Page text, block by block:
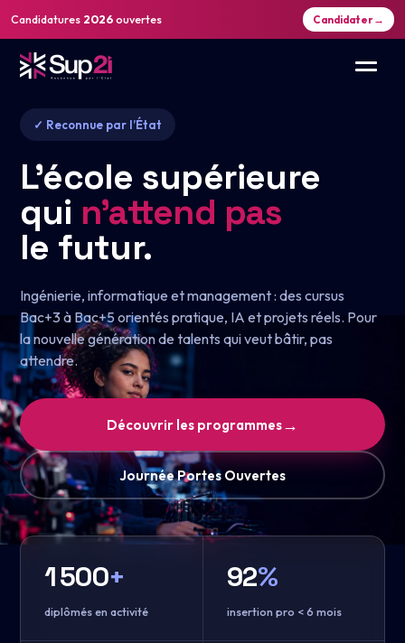
Candidatures 2026ouvertes Candidater→
✓ Reconnue par l’État
L’école supérieure
qui n’attend pas
le futur.
Ingénierie, informatique et management : des cursus
Bac+3 à Bac+5 orientés pratique, IA et projets réels. Pour
la nouvelle génération de talents qui veut bâtir, pas
attendre.
Découvrir les programmes→
Journée Portes Ouvertes
1 500+
diplômés en activité
92%
insertion pro < 6 mois